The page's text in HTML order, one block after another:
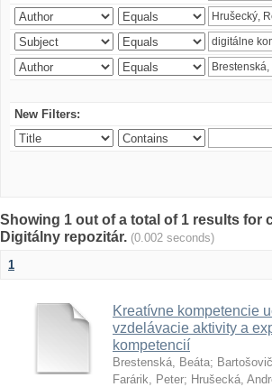
New Filters:
Showing 1 out of a total of 1 results for
Digitálny repozitár. (0.002 seconds)
1
Kreatívne kompetencie
vzdelávacie aktivity a
kompetencií
Brestenská, Beáta;
Farárik, Peter; Hrušecká,